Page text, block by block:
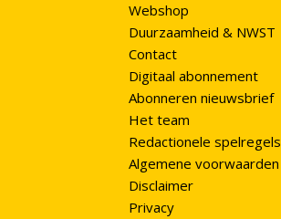
Webshop
Duurzaamheid & NWST
Contact
Digitaal abonnement
Abonneren nieuwsbrief
Het team
Redactionele spelregels
Algemene voorwaarden
Disclaimer
Privacy